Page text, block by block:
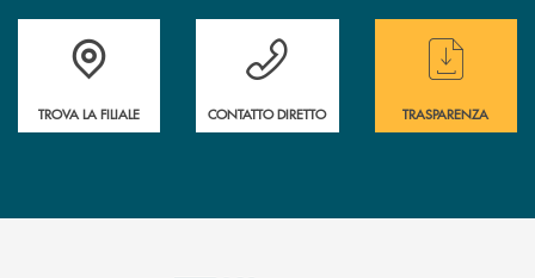
Accedi all' elenco completo delle filiali
TROVA LA FILIALE
Hai bisogno di assistenza immediata ?
CONTATTO DIRETTO
Hai bisogno di
TRASPARENZA